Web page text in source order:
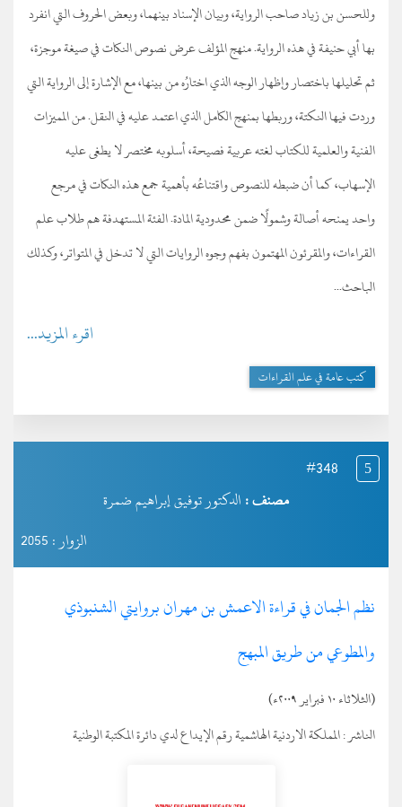
وللحسن بن زياد صاحب الرواية، وبيان الإسناد بينهما، وبعض الحروف التي انفرد
بها أبي حنيفة في هذه الرواية. منهج المؤلف عرض نصوص النكات في صيغة موجزة،
ثم تحليلها باختصار وإظهار الوجه الذي اختارُه من بينها، مع الإشارة إلى الرواية التي
وردت فيها النكتة، وربطها بمنهج الكامل الذي اعتمد عليه في النقل. من المميزات
الفنية والعلمية للكتاب لغته عربية فصيحة، أسلوبه مختصر لا يطغى عليه
الإسهاب، كما أن ضبطه للنصوص واقتناعُه بأهمية جمع هذه النكات في مرجع
واحد يمنحه أصالة وشمولًا ضمن محدودية المادة. الفئة المستهدفة هم طلاب علم
القراءات، والمقرئون المهتمون بفهم وجوه الروايات التي لا تدخل في المتواتر، وكذلك
الباحث...
اقرء المزيد...
كتب عامة في علم القراءات
5
#348
مصنف : الدكتور توفيق إبراهيم ضمرة
الزوار : 2055
نظم الجمان في قراءة الاعمش بن مهران بروايتي الشنبوذي
والمطوعي من طريق المبهج
(الثلاثاء ١٠ فبراير ٢٠٠٩ء)
الناشر :المملكة الاردنية الهاشمية رقم الإيداع لدي دائرة المكتبة الوطنية